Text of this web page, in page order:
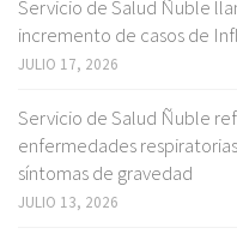
Servicio de Salud Ñuble
incremento de casos de
JULIO 17, 2026
Servicio de Salud Ñuble
enfermedades
síntomas de gravedad
JULIO 13, 2026